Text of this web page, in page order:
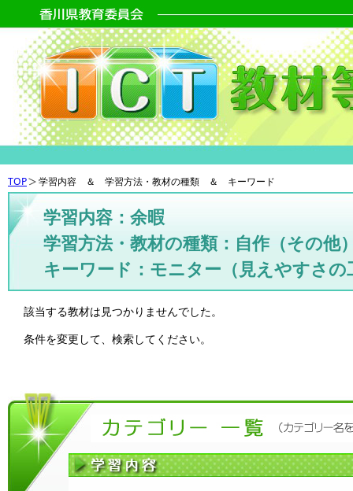
TOP 学習内容 ＆ 学習方法・教材の種類 ＆ キーワード
学習内容：余暇
学習方法・教材の種類：自作（その他
キーワード：モニター（見えやすさの
該当する教材は見つかりませんでした。
条件を変更して、検索してください。